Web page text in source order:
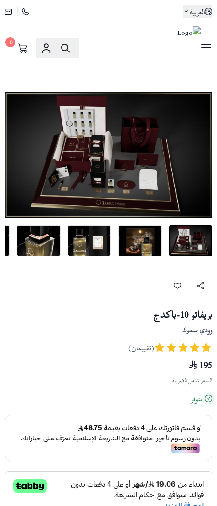
العربية
0
بريفاتو 10-باكدج
وودي سموك
(تقييمان)
195
السعر شامل الضريبة
متوفر